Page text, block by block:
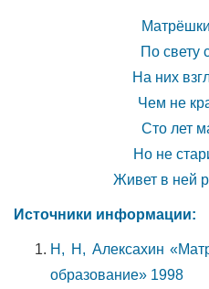
По свету
На них
Чем не
Сто лет
Но не
Живет в ней
Источники информации:
Н, Н, Алексахин
образование» 1998